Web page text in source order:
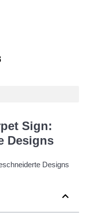
Sign:
Designs